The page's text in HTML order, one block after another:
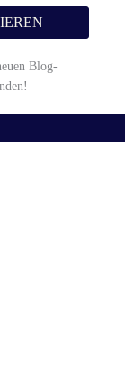
Blog-